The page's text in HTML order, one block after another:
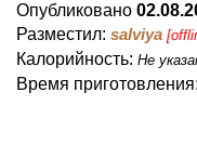
Опубликовано
Разместил: salviya
Калорийность: Не
Время приготовления: